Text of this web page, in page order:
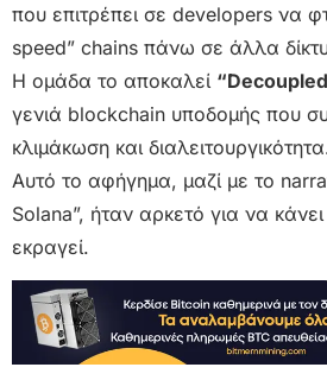
που επιτρέπει σε developers να
speed” chains πάνω σε άλλα
Η ομάδα το αποκαλεί
γενιά blockchain υποδομής που
κλιμάκωση και
Αυτό το αφήγημα, μαζί με το
Solana”, ήταν αρκετό για να
εκραγεί.